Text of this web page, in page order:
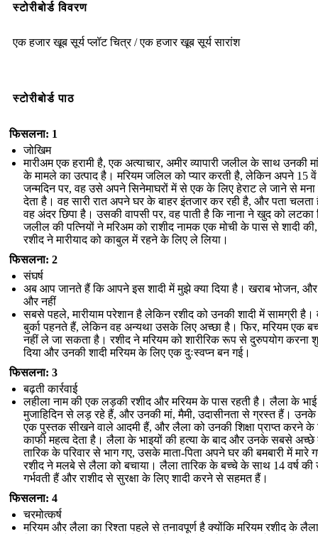
स्टोरीबोर्ड विवरण
एक हजार खूब सूर्य प्लॉट चित्र / एक हजार खूब सूर्य सारांश
स्टोरीबोर्ड पाठ
फिसलना: 1
जोखिम
मारीअम एक हरामी है, एक अत्याचार, अमीर व्यापारी जलील के साथ उनकी
के मामले का उत्पाद है। मरियम जलिल को प्यार करती है, लेकिन अपने 15 वें
जन्मदिन पर, वह उसे अपने सिनेमाघरों में से एक के लिए हेराट ले जाने से
देता है। वह सारी रात अपने घर के बाहर इंतजार कर रही है, और पता चलता
वह अंदर छिपा है। उसकी वापसी पर, वह पाती है कि नाना ने खुद को लटका
जलील की पत्नियों ने मरिअम को राशीद नामक एक मोची के पास से शादी
रशीद ने मारीयाद को काबुल में रहने के लिए ले लिया।
फिसलना: 2
संघर्ष
अब आप जानते हैं कि आपने इस शादी में मुझे क्या दिया है। खराब भोजन,
और नहीं
सबसे पहले, मारीयाम परेशान है लेकिन रशीद को उनकी शादी में सामग्री
बुर्का पहनते हैं, लेकिन वह अन्यथा उसके लिए अच्छा है। फिर, मरियम एक
नहीं ले जा सकता है। रशीद ने मरियम को शारीरिक रूप से दुरुपयोग करना
दिया और उनकी शादी मरियम के लिए एक दुःस्वप्न बन गई।
फिसलना: 3
बढ़ती कार्रवाई
लहीला नाम की एक लड़की रशीद और मरियम के पास रहती है। लैला के भाई
मुजाहिदिन से लड़ रहे हैं, और उनकी मां, मैमी, उदासीनता से ग्रस्त हैं। उनके
एक पुस्तक सीखने वाले आदमी हैं, और लैला को उनकी शिक्षा प्राप्त करने के
काफी महत्व देता है। लैला के भाइयों की हत्या के बाद और उनके सबसे अच्छे
तारिक के परिवार से भाग गए, उसके माता-पिता अपने घर की बमबारी में मारे
रशीद ने मलबे से लैला को बचाया। लैला तारिक के बच्चे के साथ 14 वर्ष की
गर्भवती हैं और राशीद से सुरक्षा के लिए शादी करने से सहमत हैं।
फिसलना: 4
चरमोत्कर्ष
मरियम और लैला का रिश्ता पहले से तनावपूर्ण है क्योंकि मरियम रशीद के